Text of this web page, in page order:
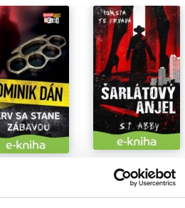
14,35€
Šarlátový anjel
S.T. Abby
5,84€